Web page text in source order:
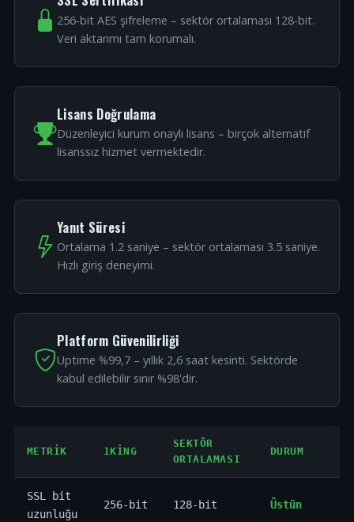
256-bit AES şifreleme – sektör ortalaması 128-bit.
Veri aktarımı tam korumalı.
Lisans Doğrulama
Düzenleyici kurum onaylı lisans – birçok alternatif
lisanssız hizmet vermektedir.
Yanıt Süresi
Ortalama 1.2 saniye – sektör ortalaması 3.5 saniye.
Hızlı giriş deneyimi.
Platform Güvenilirliği
Uptime %99,7 – yıllık 2,6 saat kesinti. Sektörde
kabul edilebilir sınır %98'dir.
METRIK 1KING
SEKTÖR
ORTALAMASI
DURUM
SSL bit
uzunluğu
256-bit 128-bit Üstün